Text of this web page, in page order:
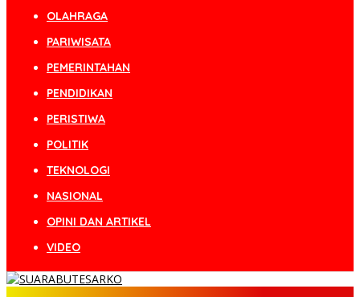
OLAHRAGA
PARIWISATA
PEMERINTAHAN
PENDIDIKAN
PERISTIWA
POLITIK
TEKNOLOGI
NASIONAL
OPINI DAN ARTIKEL
VIDEO